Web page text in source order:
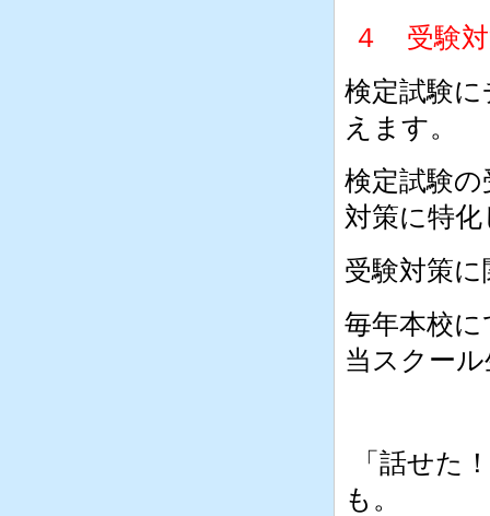
４ 受験対
検定試験
えます。
検定試験
対策に特
受験対策
毎年本校
当スクー
「話せた
も。